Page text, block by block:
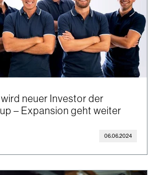
neuer Investor der
– Expansion geht weiter
06.06.2024